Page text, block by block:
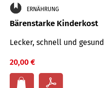
ERNÄHRUNG
Bärenstarke Kinderkost
Lecker, schnell und gesund
20,00 €